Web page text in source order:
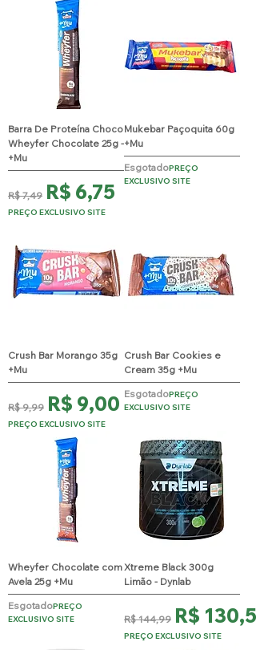
Barra De Proteína Choco
Wheyfer Chocolate 25g -
+Mu
Preço normal
R$ 7,49 Preço promocional
R$ 6,75
PREÇO EXCLUSIVO SITE
Mukebar Paçoquita 60g
+Mu
EsgotadoPREÇO
EXCLUSIVO SITE
Crush Bar Morango 35g
+Mu
Preço normal
R$ 9,99 Preço promocional
R$ 9,00
PREÇO EXCLUSIVO SITE
Crush Bar Cookies e
Cream 35g +Mu
EsgotadoPREÇO
EXCLUSIVO SITE
Wheyfer Chocolate com
Avela 25g +Mu
EsgotadoPREÇO
EXCLUSIVO SITE
Xtreme Black 300g
Limão - Dynlab
Preço normal
R$ 144,99 Preço
R$
PREÇO EXCLUSIVO SITE